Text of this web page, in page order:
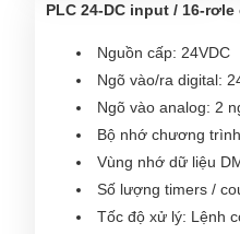
PLC 24-DC input / 16-
Nguồn cấp: 24VDC
Ngõ vào/ra digital:
Ngõ vào analog: 2
Bộ nhớ chương
Vùng nhớ dữ liệu
Số lượng timers /
Tốc độ xử l‎ý: Lệnh